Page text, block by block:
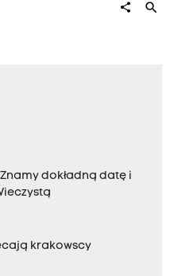
share search
dokładną datę i
krakowscy